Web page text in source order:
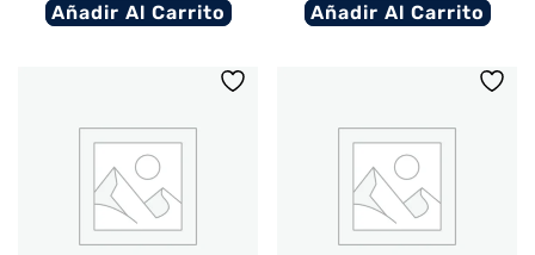
Añadir Al Carrito Añadir Al Carrito